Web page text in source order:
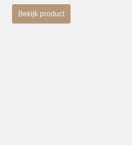
Bekijk product